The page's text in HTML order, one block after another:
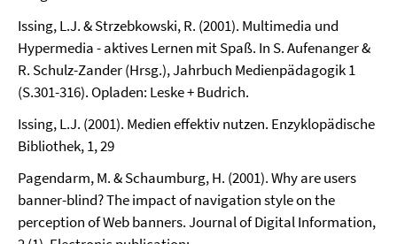
Issing, L.J. & Strzebkowski, R. (2001). Multimedia und
Hypermedia - aktives Lernen mit Spaß. In S. Aufenanger &
R. Schulz-Zander (Hrsg.), Jahrbuch Medienpädagogik 1
(S.301-316). Opladen: Leske + Budrich.
Issing, L.J. (2001). Medien effektiv nutzen. Enzyklopädische
Bibliothek, 1, 29
Pagendarm, M. & Schaumburg, H. (2001). Why are users
banner-blind? The impact of navigation style on the
perception of Web banners. Journal of Digital Information,